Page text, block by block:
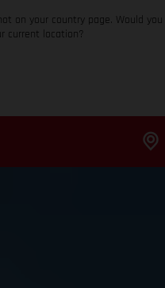
on your country page. Would you
current location?